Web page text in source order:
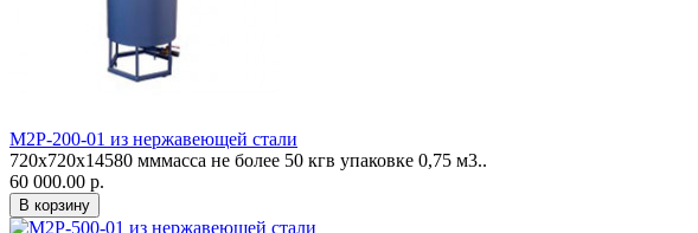
М2Р-200-01 из нержавеющей стали
720х720х14580 мммасса не более 50 кгв упаковке 0,75 м3..
60 000.00 р.